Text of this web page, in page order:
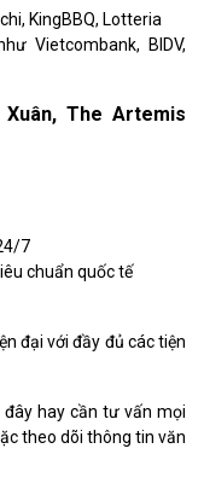
KingBBQ, Lotteria
Vietcombank, BIDV,
The Artemis
7
chuẩn quốc tế
đại với đầy đủ các tiện
đây hay cần tư vấn mọi
theo dõi thông tin văn